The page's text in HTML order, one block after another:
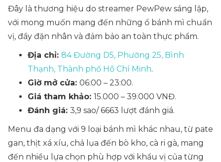
Đây là thương hiệu do streamer PewPew sáng lập,
với mong muốn mang đến những ổ bánh mì chuẩn
vị, đầy đặn nhân và đảm bảo an toàn thực phẩm.
Địa chỉ: 84 Đường D5, Phường 25, Bình
Thạnh, Thành phố Hồ Chí Minh.
Giờ mở cửa: 06:00 – 23:00.
Giá tham khảo: 15.000 – 39.000 VNĐ.
Đánh giá: 3,9 sao/ 6663 lượt đánh giá.
Menu đa dạng với 9 loại bánh mì khác nhau, từ pate
gan, thịt xá xíu, chả lụa đến bò kho, cà ri gà, mang
đến nhiều lựa chọn phù hợp với khẩu vị của từng